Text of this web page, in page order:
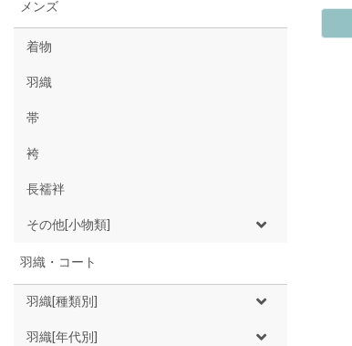
メンズ
着物
羽織
帯
袴
長襦袢
その他[小物類]
羽織・コート
羽織[種類別]
羽織[年代別]